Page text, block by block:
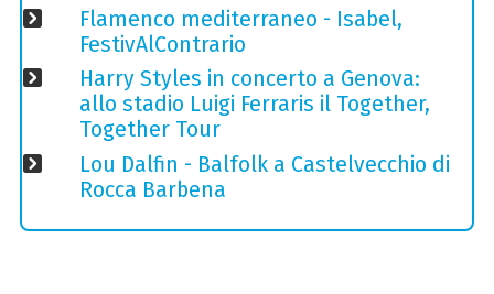
Flamenco mediterraneo - Isabel,
FestivAlContrario
Harry Styles in concerto a Genova:
allo stadio Luigi Ferraris il Together,
Together Tour
Lou Dalfin - Balfolk a Castelvecchio di
Rocca Barbena